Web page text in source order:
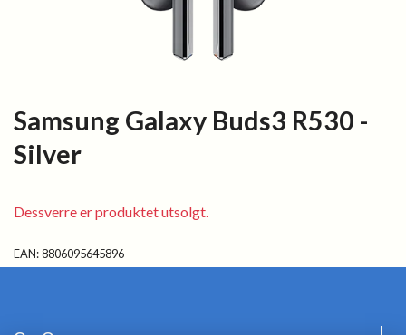
Samsung Galaxy Buds3 R530 -
Silver
Dessverre er produktet utsolgt.
EAN:8806095645896